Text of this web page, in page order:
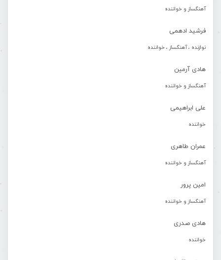
آهنگساز و خواننده
فرشید ادهمی
نوازنده ، آهنگساز ، خواننده
هادی آرمین
آهنگساز و خواننده
علی ابراهیمی
خواننده
عمران طاهری
آهنگساز و خواننده
امین پرور
آهنگساز و خواننده
هادی صدری
خواننده